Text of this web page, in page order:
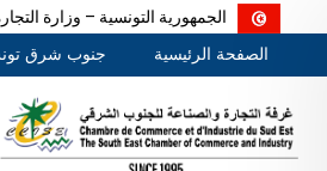
الجمهورية التونسية – وزارة
to
content
الصفحة الرئيسية جنوب شرق